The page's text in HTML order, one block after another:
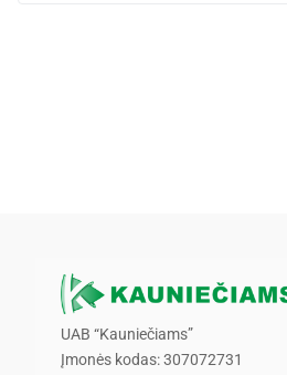
UAB “Kauniečiams”
Įmonės kodas: 307072731